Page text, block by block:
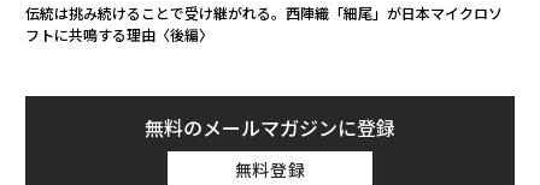
伝統は挑み続けることで受け継がれる。西陣織「細尾」が日本マイクロソ
フトに共鳴する理由〈後編〉
無料のメールマガジンに登録
無料登録